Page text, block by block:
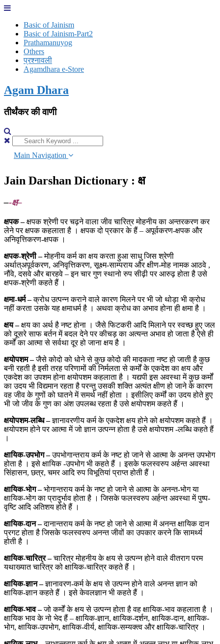
Skip
contentBasic of Jainism
Basic of Jainism-Part2
Prathamanuyog
Others
प्रश्नावली
Agamdhara e-Store
Agam Dhara
तीर्थंकर की वाणी
Main Navigation
About Us
Must Read
Jain Darshan Dictionary : क्ष
–-क्ष–
क्षपक –क्षपक श्रेणी पर चढ़ने वाला जीव चारित्र मोहनीय का अन्तरकरण कर
लेने पर क्षपक कहलाता है । क्षपक दो प्रकार के हैं – अपूर्वकरण-क्षपक और
अनिवृत्तिकरण-क्षपक ।
क्षपक-श्रेणी –मोहनीय कर्म का क्षय करता हुआ साधु जिस श्रेणी
अर्थात्‌अपूर्वकरण, अनिवृत्तिकरण, सूक्ष्म-साम्पराय और क्षीण-मोह नामक आठवे ,
नौंवे, दसवे और बारहवे – इन चार गुण स्थानो रुप सीढ़ी पर आरुढ़ होता है उसे
क्षपक-श्रेणी कहते हैं ।
क्षमा-धर्म –क्रोध उत्पन्न कराने वाले कारण मिलने पर भी जो थोड़ा भी क्रोध
नहीं करता उसके यह क्षमाधर्म है । अथवा क्रोध का अभाव होना ही क्षमा है ।
क्षय –क्षय का अर्थ है नष्ट होना । जैसे फिटकरी आदि मिलाने पर स्वच्छ हुए जल
को दूसरे साफ बर्तन में बदल देने पर कीचड़ का अत्यन्त अभाव हो जाता है ऐसे ही
कर्मों का आत्मा से सर्वथा दूर हो जाना क्षय है ।
क्षयोपशम –जैसे कोदो को धोने से कुछ कोदो की मादकता नष्ट हो जाती है कुछ
बनी रहती है इसी तरह परिणामों की निर्मलता से कर्मों के एकदेश का क्षय और
एकदेश का उपशम होना क्षयोपशम कहलाता है । यद्यपी इस अवस्था में कुछ कर्मों
का उदय भी विद्यमान रहता है परन्तु उसकी शक्ति अत्यंत क्षीण हो जाने के कारण
वह जीव के गुणों को घातने में समर्थ नहीं होता । इसीलिए कर्मॊं का उदय होते हुए
भी जो जीव के गुण का अंश उपलब्ध रहता है उसे क्षयोपशम कहते हैं ।
क्षयोपशम-लब्धि –ज्ञानावरणीय कर्म के एकदेश क्षय होने को क्षयोपशम कहते हैं ।
क्षयोपशम होने पर आत्मा में जो ज्ञान उत्पन्न होता है उसे क्षयोपशम -लब्धि कहते हैं
।
क्षायिक-उपभोग –उपभोगान्तराय कर्म के नष्ट हो जाने से आत्मा के अनन्त उपभोग
होता है । इसे क्षायिक -उपभोग भी कहते हैं । इसके फलस्वरुप अर्हन्त अवस्था
सिंहासन, छत्र, चमर आदि रुप विभूतियां प्राप्त होती हैं ।
क्षायिक-भोग –भोगान्तराय कर्म के नष्ट हो जाने से आत्मा के अनन्त-भोग या
क्षायिक-भोग का प्रादुर्भाव होता है । जिसके फलस्वरुप अर्हन्त अवस्था में पुष्प-
वृष्टि आदि अतिशय होते हैं ।
क्षायिक-दान –दानान्तराय कर्म के नष्ट हो जाने से आत्मा में अनन्त क्षायिक दान
प्रगट होता है जिसके फलस्वरुप अनन्त जीवों का उपकार करने कि सामर्थ्य
होती है ।
क्षायिक-चारित्र –चारित्र मोहनीय के क्षय से उत्पन्न होने वाले वीतराग परम
यथाख्यात चारित्र को क्षायिक-चारित्र कहते हैं ।
क्षायिक-ज्ञान –ज्ञानावरण-कर्म के क्षय से उत्पन्न होने वाले अनन्त ज्ञान को
क्षायिक-ज्ञान कहते हैं । इसे केवलज्ञान भी कहते हैं ।
क्षायिक-भाव –जो कर्मों के क्षय से उत्पन्न होता है वह क्षायिक-भाव कहलाता है ।
क्षायिक भाव के नो भेद हैं – क्षायिक-ज्ञान, क्षायिक-दर्शन, क्षायिक-दान, क्षायिक-
भोग, क्षायिक-उपभोग, क्षायिक-वीर्य, क्षायिक-सम्यक्त्व और क्षायिक-चारित्र ।